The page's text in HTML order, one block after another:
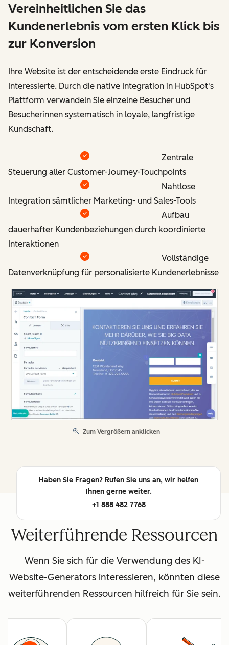
Vereinheitlichen Sie das
Kundenerlebnis vom ersten Klick bis
zur Konversion
Ihre Website ist der entscheidende erste Eindruck für
Interessierte. Durch die native Integration in HubSpot's
Plattform verwandeln Sie einzelne Besucher und
Besucherinnen systematisch in loyale, langfristige
Kundschaft.
Zentrale
Steuerung aller Customer-Journey-Touchpoints
Nahtlose
Integration sämtlicher Marketing- und Sales-Tools
Aufbau
dauerhafter Kundenbeziehungen durch koordinierte
Interaktionen
Vollständige
Datenverknüpfung für personalisierte Kundenerlebnisse
Zum Vergrößern anklicken
Haben Sie Fragen? Rufen Sie uns an, wir helfen
Ihnen gerne weiter.
+1 888 482 7768
Weiterführende Ressourcen
Wenn Sie sich für die Verwendung des KI-
Website-Generators interessieren, könnten diese
weiterführenden Ressourcen hilfreich für Sie sein.